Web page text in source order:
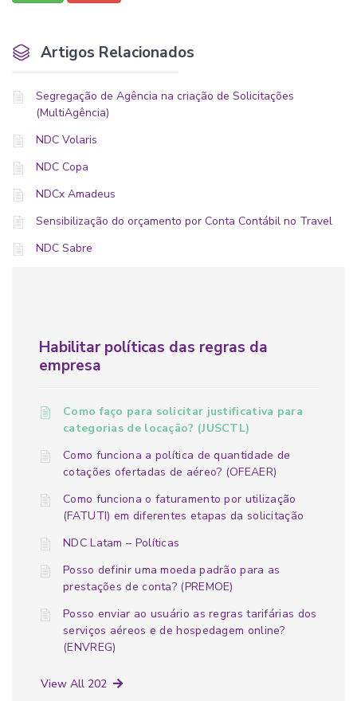
Artigos Relacionados
Segregação de Agência na criação de Solicitações
(MultiAgência)
NDC Volaris
NDC Copa
NDCx Amadeus
Sensibilização do orçamento por Conta Contábil no Travel
NDC Sabre
Habilitar políticas das regras da
empresa
Como faço para solicitar justificativa para
categorias de locação? (JUSCTL)
Como funciona a política de quantidade de
cotações ofertadas de aéreo? (OFEAER)
Como funciona o faturamento por utilização
(FATUTI) em diferentes etapas da solicitação
NDC Latam – Políticas
Posso definir uma moeda padrão para as
prestações de conta? (PREMOE)
Posso enviar ao usuário as regras tarifárias dos
serviços aéreos e de hospedagem online?
(ENVREG)
View All 202